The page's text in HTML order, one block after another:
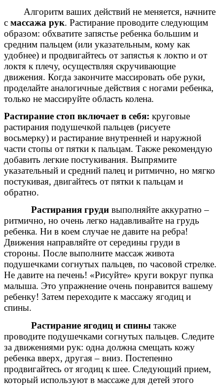
Алгоритм ваших действий не меняется, начните
с массажа рук. Растирание проводите следующим
образом: обхватите запястье ребенка большим и
средним пальцем (или указательным, кому как
удобнее) и продвигайтесь от запястья к локтю и от
локтя к плечу, осуществляя скручивающие
движения. Когда закончите массировать обе руки,
проделайте аналогичные действия с ногами ребенка,
только не массируйте область колена.
Растирание стоп включает в себя: круговые
растирания подушечкой пальцев (рисуете
восьмерку) и растирание внутренней и наружной
части стопы от пятки к пальцам. Также рекомендую
добавить легкие постукивания. Выпрямите
указательный и средний палец и ритмично, но мягко
постукивая, двигайтесь от пятки к пальцам и
обратно.
Растирания груди выполняйте аккуратно –
ритмично, но очень легко надавливайте на грудь
ребенка. Ни в коем случае не давите на ребра!
Движения направляйте от середины груди в
стороны. После выполните массаж живота
подушечками согнутых пальцев, по часовой стрелке.
Не давите на печень! «Рисуйте» круги вокруг пупка
малыша. Это упражнение очень понравится вашему
ребенку! Затем переходите к массажу ягодиц и
спины.
Растирание ягодиц и спины также
проводите подушечками согнутых пальцев. Следите
за движениями рук: одна должна смещать кожу
ребенка вверх, другая – вниз. Постепенно
продвигайтесь от ягодиц к шее. Следующий прием,
который используют в массаже для детей этого